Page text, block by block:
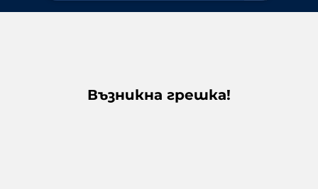
Възникна грешка!